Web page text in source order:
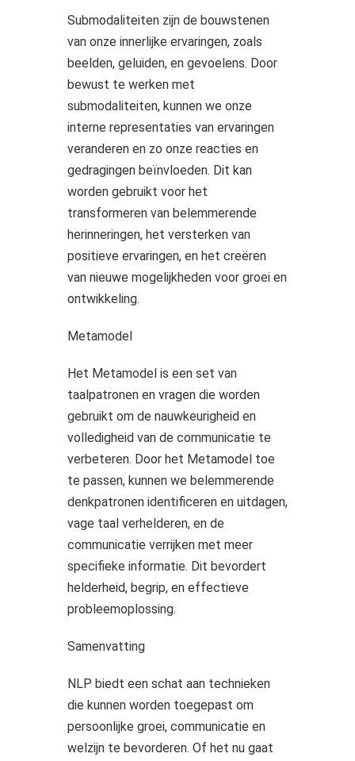
Submodaliteiten zijn de bouwstenen
van onze innerlijke ervaringen, zoals
beelden, geluiden, en gevoelens. Door
bewust te werken met
submodaliteiten, kunnen we onze
interne representaties van ervaringen
veranderen en zo onze reacties en
gedragingen beïnvloeden. Dit kan
worden gebruikt voor het
transformeren van belemmerende
herinneringen, het versterken van
positieve ervaringen, en het creëren
van nieuwe mogelijkheden voor groei en
ontwikkeling.
Metamodel
Het Metamodel is een set van
taalpatronen en vragen die worden
gebruikt om de nauwkeurigheid en
volledigheid van de communicatie te
verbeteren. Door het Metamodel toe
te passen, kunnen we belemmerende
denkpatronen identificeren en uitdagen,
vage taal verhelderen, en de
communicatie verrijken met meer
specifieke informatie. Dit bevordert
helderheid, begrip, en effectieve
probleemoplossing.
Samenvatting
NLP biedt een schat aan technieken
die kunnen worden toegepast om
persoonlijke groei, communicatie en
welzijn te bevorderen. Of het nu gaat